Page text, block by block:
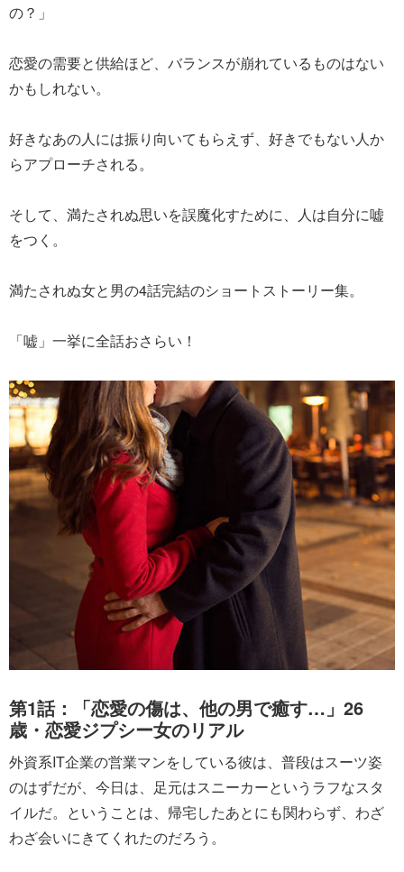
の？」
恋愛の需要と供給ほど、バランスが崩れているものはない
かもしれない。
好きなあの人には振り向いてもらえず、好きでもない人か
らアプローチされる。
そして、満たされぬ思いを誤魔化すために、人は自分に嘘
をつく。
満たされぬ女と男の4話完結のショートストーリー集。
「嘘」一挙に全話おさらい！
第1話：「恋愛の傷は、他の男で癒す…」26
歳・恋愛ジプシー女のリアル
外資系IT企業の営業マンをしている彼は、普段はスーツ姿
のはずだが、今日は、足元はスニーカーというラフなスタ
イルだ。ということは、帰宅したあとにも関わらず、わざ
わざ会いにきてくれたのだろう。